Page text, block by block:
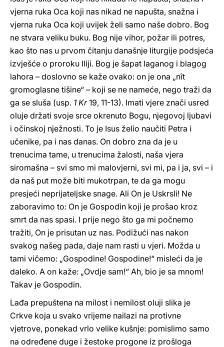
vjerna ruka Oca koji nas nikad ne napušta, snažna i
vjerna ruka Oca koji uvijek želi samo naše dobro. Bog
ne stvara veliku buku. Bog nije vihor, požar ili potres,
kao što nas u prvom čitanju današnje liturgije podsjeća
izvješće o proroku Iliji. Bog je šapat laganog i blagog
lahora – doslovno se kaže ovako: on je ona „nît
gromoglasne tišine“ – koji se ne nameće, nego traži da
ga se sluša (usp. 1 Kr19, 11-13). Imati vjere znači usred
oluje držati svoje srce okrenuto Bogu, njegovoj ljubavi
i očinskoj nježnosti. To je Isus želio naučiti Petra i
učenike, pa i nas danas. On dobro zna da je u
trenucima tame, u trenucima žalosti, naša vjera
siromašna – svi smo mi malovjerni, svi mi, pa i ja, svi – i
da naš put može biti mukotrpan, te da ga mogu
presjeći neprijateljske snage. Ali On je Uskrsli! Ne
zaboravimo to: On je Gospodin koji je prošao kroz
smrt da nas spasi. I prije nego što ga mi počnemo
tražiti, On je prisutan uz nas. Podižući nas nakon
svakog našeg pada, daje nam rasti u vjeri. Možda u
tami vičemo: „Gospodine! Gospodine!“ misleći da je
daleko. A on kaže: „Ovdje sam!“ Ah, bio je sa mnom!
Takav je Gospodin.
Lađa prepuštena na milost i nemilost oluji slika je
Crkve koja u svako vrijeme nailazi na protivne
vjetrove, ponekad vrlo velike kušnje: pomislimo samo
na određene duge i žestoke progone iz prošloga